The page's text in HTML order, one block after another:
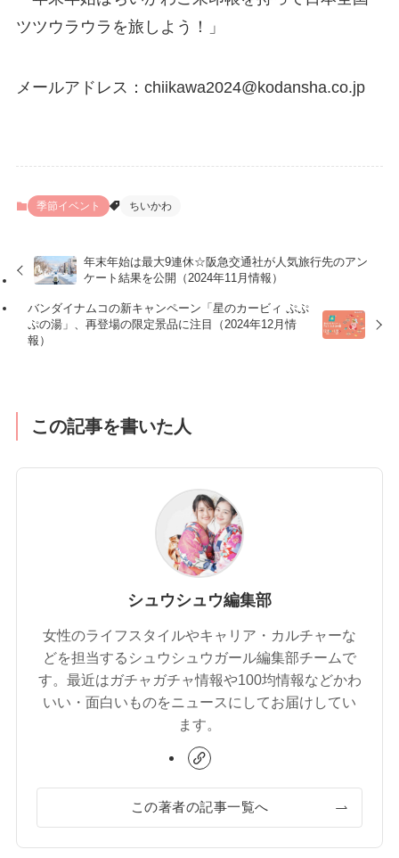
ツツウラウラを旅しよう！」
メールアドレス：chiikawa2024@kodansha.co.jp
季節イベント ちいかわ
年末年始は最大9連休☆阪急交通社が人気旅行先のアン
ケート結果を公開（2024年11月情報）
バンダイナムコの新キャンペーン「星のカービィ ぷぷ
ぷの湯」、再登場の限定景品に注目（2024年12月情
報）
この記事を書いた人
シュウシュウ編集部
女性のライフスタイルやキャリア・カルチャーな
どを担当するシュウシュウガール編集部チームで
す。最近はガチャガチャ情報や100均情報などかわ
いい・面白いものをニュースにしてお届けしてい
ます。
この著者の記事一覧へ